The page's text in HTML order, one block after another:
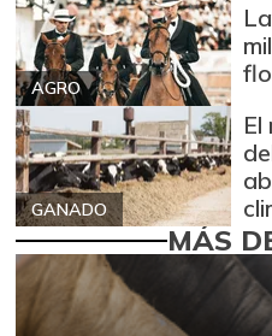
AGRO
GANADO
MÁS